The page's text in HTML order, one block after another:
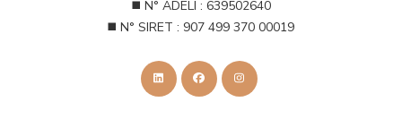
◼️ N° ADELI : 639502640
◼️ N° SIRET : 907 499 370 00019